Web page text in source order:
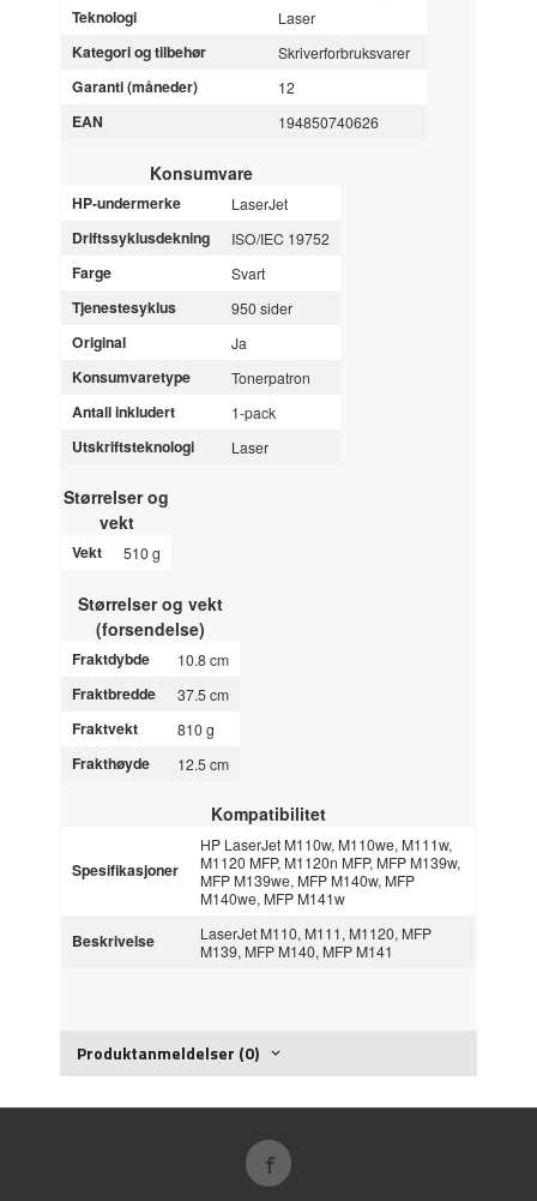
Teknologi Laser
Kategori og tilbehør Skriverforbruksvarer
Garanti (måneder) 12
EAN 194850740626
Konsumvare
HP-undermerke LaserJet
Driftssyklusdekning ISO/IEC 19752
Farge Svart
Tjenestesyklus 950 sider
Original Ja
Konsumvaretype Tonerpatron
Antall inkludert 1-pack
Utskriftsteknologi Laser
Størrelser og
vekt
Vekt 510 g
Størrelser og vekt
(forsendelse)
Fraktdybde 10.8 cm
Fraktbredde 37.5 cm
Fraktvekt 810 g
Frakthøyde 12.5 cm
Kompatibilitet
Spesifikasjoner
HP LaserJet M110w, M110we, M111w,
M1120 MFP, M1120n MFP, MFP M139w,
MFP M139we, MFP M140w, MFP
M140we, MFP M141w
Beskrivelse
LaserJet M110, M111, M1120, MFP
M139, MFP M140, MFP M141
Produktanmeldelser (0)